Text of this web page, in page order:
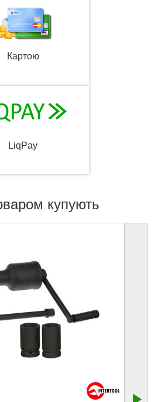
Картою
LiqPay
купують